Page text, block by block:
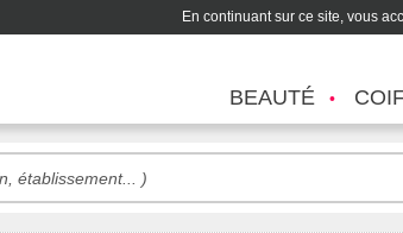
En continuant sur ce site, vous
BEAUTÉ